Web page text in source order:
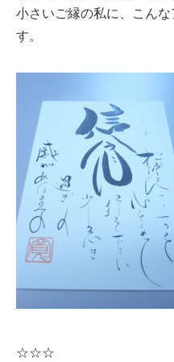
小さいご縁の私に、こん
す。
☆☆☆